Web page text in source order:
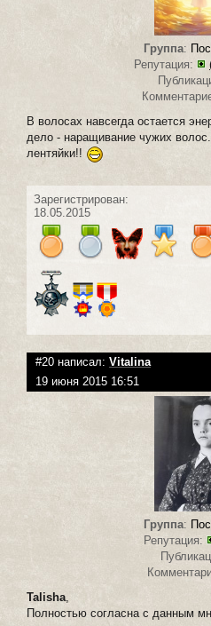
Группа:
Репутация:
В волосах навсегда остается
дело - наращивание чужих
лентяйки!!
Зарегистрирован:
18.05.2015
#20 написал: Vitalina
19 июня 2015 16:51
Группа:
Репутация:
Talisha
Полностью согласна с данным